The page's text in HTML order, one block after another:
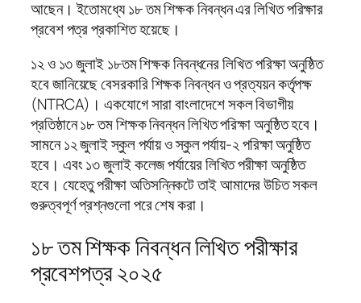
আছেন। ইতোমধ্যে ১৮ তম শিক্ষক নিবন্ধন এর লিখিত পরিক্ষার
প্রবেশ পত্র প্রকাশিত হয়েছে।
১২ ও ১৩ জুলাই ১৮তম শিক্ষক নিবন্ধনের লিখিত পরিক্ষা অনুষ্ঠিত
হবে জানিয়েছে বেসরকারি শিক্ষক নিবন্ধন ও প্রত্যয়ন কর্তৃপক্ষ
(NTRCA)। একযোগে সারা বাংলাদেশে সকল বিভাগীয়
প্রতিষ্ঠানে ১৮ তম শিক্ষক নিবন্ধন লিখিত পরিক্ষা অনুষ্ঠিত হবে।
সামনে ১২ জুলাই স্কুল পর্যায় ও স্কুল পর্যায়-২ পরিক্ষা অনুষ্ঠিত
হবে। এবং ১৩ জুলাই কলেজ পর্যায়ের লিখিত পরীক্ষা অনুষ্ঠিত
হবে। যেহেতু পরীক্ষা অতিসন্নিকটে তাই আমাদের উচিত সকল
গুরুত্বপূর্ণ প্রশ্নগুলো পরে শেষ করা।
১৮ তম শিক্ষক নিবন্ধন লিখিত পরীক্ষার
প্রবেশপত্র ২০২৫